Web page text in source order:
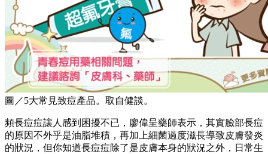
圖／5大常見致痘產品。取自健談。
頻長痘痘讓人感到困擾不已，廖偉呈藥師表示，其實臉部長痘
的原因不外乎是油脂堆積，再加上細菌過度滋長導致皮膚發炎
的狀況，但你知道長痘痘除了是皮膚本身的狀況之外，日常生